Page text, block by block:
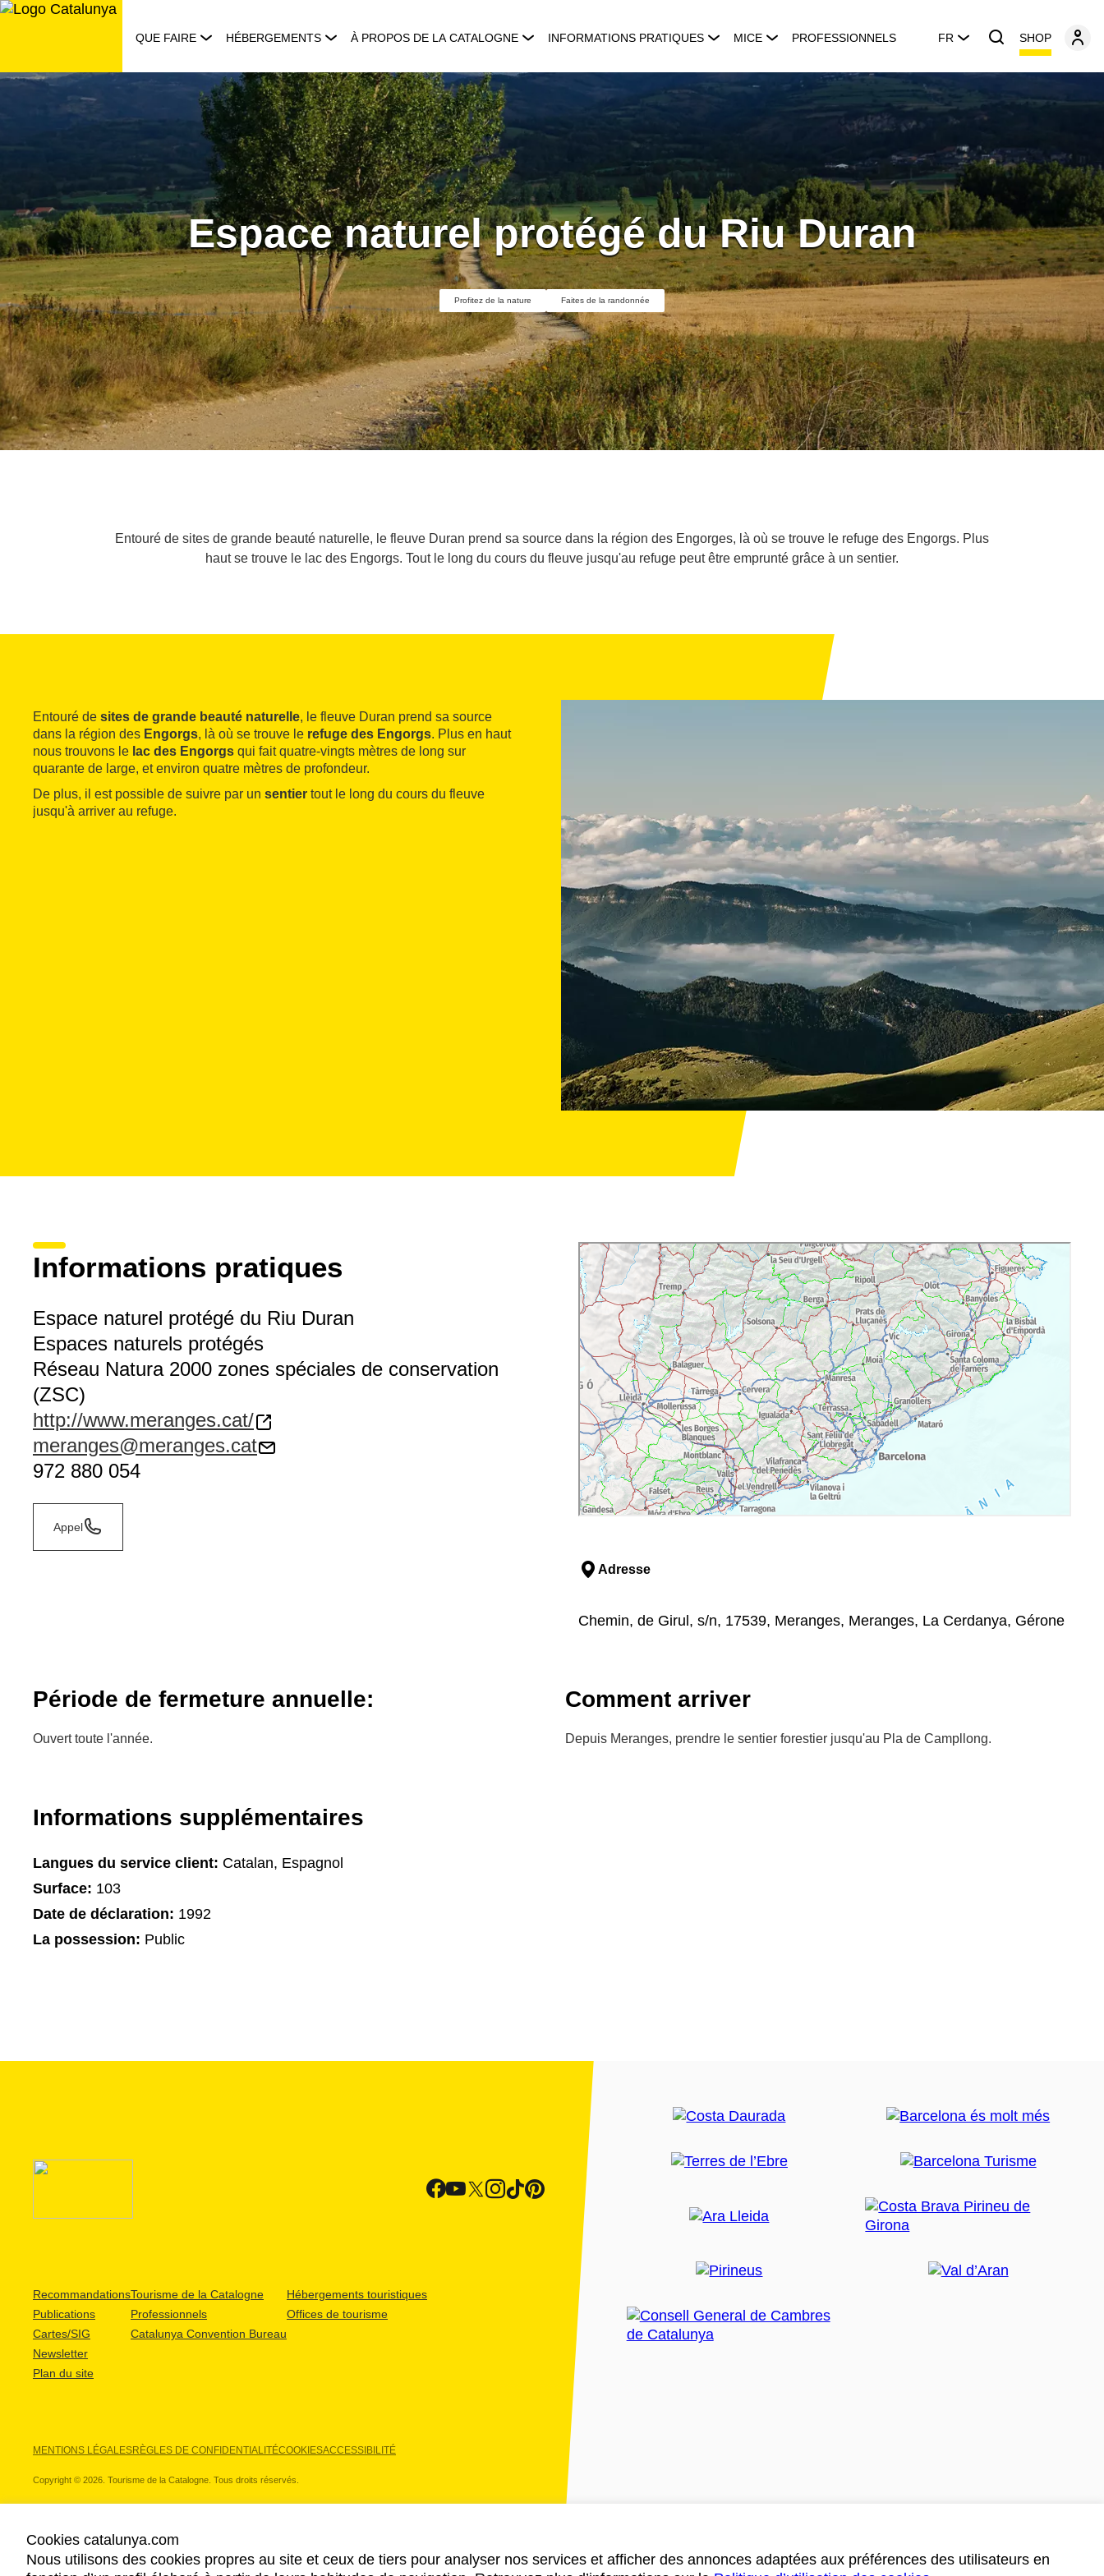
Aller
QUE FAIRE HÉBERGEMENTS À PROPOS DE LA CATALOGNE INFORMATIONS PRATIQUES MICE PROFESSIONNELS FR SHOP
Espace naturel protégé du Riu Duran
Profitez de la nature Faites de la randonnée
Entouré de sites de grande beauté naturelle, le fleuve Duran prend sa source dans la région des Engorges, là où se trouve le refuge des Engorgs. Plus
haut se trouve le lac des Engorgs. Tout le long du cours du fleuve jusqu'au refuge peut être emprunté grâce à un sentier.
Entouré de sites de grande beauté naturelle, le fleuve Duran prend sa source
dans la région des Engorgs, là où se trouve le refuge des Engorgs. Plus en haut
nous trouvons le lac des Engorgs qui fait quatre-vingts mètres de long sur
quarante de large, et environ quatre mètres de profondeur.
De plus, il est possible de suivre par un sentier tout le long du cours du fleuve
jusqu'à arriver au refuge.
Informations pratiques
Espace naturel protégé du Riu Duran
Espaces naturels protégés
Réseau Natura 2000 zones spéciales de conservation
(ZSC)
http://www.meranges.cat/
meranges@meranges.cat
972 880 054
Appel
Adresse
Chemin, de Girul, s/n, 17539, Meranges, Meranges, La Cerdanya, Gérone
Période de fermeture annuelle:
Ouvert toute l'année.
Comment arriver
Depuis Meranges, prendre le sentier forestier jusqu'au Pla de Campllong.
Informations supplémentaires
Langues du service client: Catalan, Espagnol
Surface: 103
Date de déclaration: 1992
La possession: Public
Recommandations
Publications
Cartes/SIG
Newsletter
Plan du site
Tourisme de la Catalogne
Professionnels
Catalunya Convention Bureau
Hébergements touristiques
Offices de tourisme
MENTIONS LÉGALESRÈGLES DE CONFIDENTIALITÉCOOKIESACCESSIBILITÉ
Copyright © 2026. Tourisme de la Catalogne. Tous droits réservés.
NOS PARTENAIRES
Cookies catalunya.com
Nous utilisons des cookies propres au site et ceux de tiers pour analyser nos services et afficher des annonces adaptées aux préférences des utilisateurs en